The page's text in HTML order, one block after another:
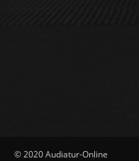
© 2020 Audiatur-Online